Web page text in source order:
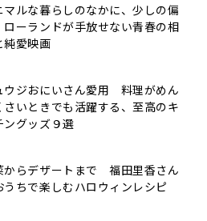
マルな暮らしのなかに、少しの偏
ローランドが手放せない青春の相
純愛映画
ウジおにいさん愛用 料理がめん
さいときでも活躍する、至高のキ
ングッズ９選
からデザートまで 福田里香さん
うちで楽しむハロウィンレシピ